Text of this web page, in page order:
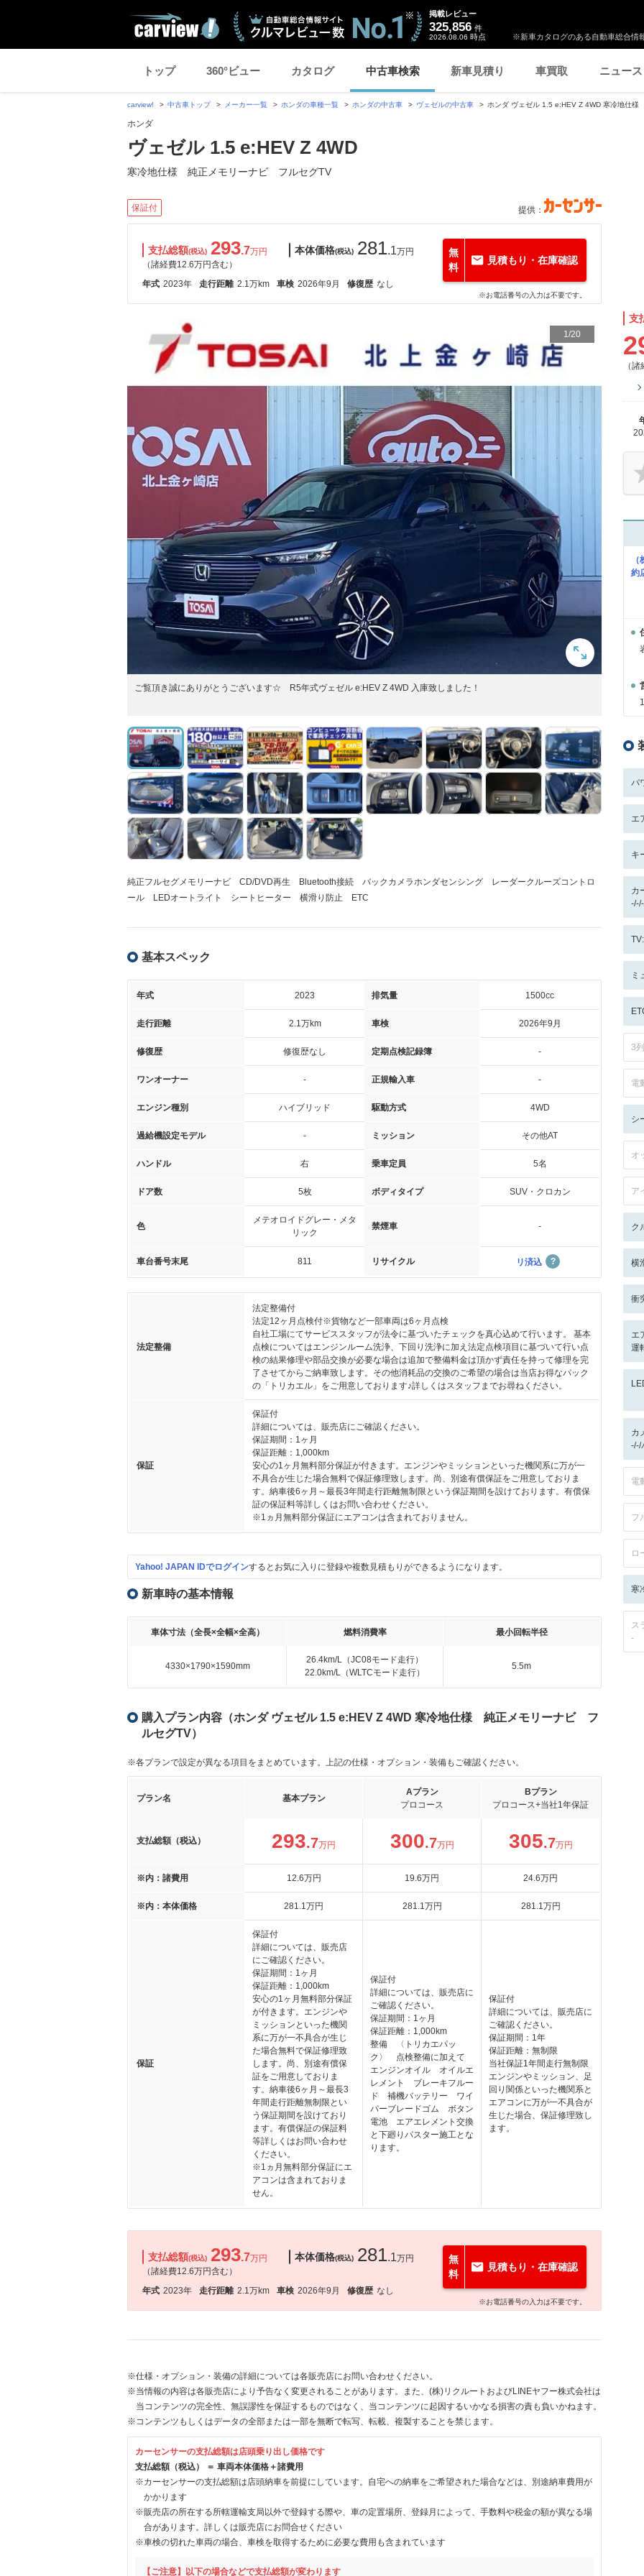
※新車カタログのある自動車総合情
掲載レビュー
325,856 件
2026.08.06 時点
トップ 360°ビュー カタログ 中古車検索 新車見積り 車買取 ニュース
carview! 中古車トップ メーカー一覧 ホンダの車種一覧 ホンダの中古車 ヴェゼルの中古車 ホンダ ヴェゼル 1.5 e:HEV Z 4WD 寒冷地仕
ホンダ
ヴェゼル 1.5 e:HEV Z 4WD
寒冷地仕様 純正メモリーナビ フルセグTV
保証付 提供：
支払総額(税込) 293.7万円
（諸経費12.6万円含む）
本体価格(税込) 281.1万円
年式 2023年 走行距離 2.1万km 車検 2026年9月 修復歴 なし
無
料
見積もり・在庫確認
※お電話番号の入力は不要です。
1/20
ご覧頂き誠にありがとうございます☆ R5年式ヴェゼル e:HEV Z 4WD 入庫致しました！
純正フルセグメモリーナビ CD/DVD再生 Bluetooth接続 バックカメラホンダセンシング レーダークルーズコントロ
ール LEDオートライト シートヒーター 横滑り防止 ETC
基本スペック
年式 2023 排気量 1500cc
走行距離 2.1万km 車検 2026年9月
修復歴 修復歴なし 定期点検記録簿 -
ワンオーナー - 正規輸入車 -
エンジン種別 ハイブリッド 駆動方式 4WD
過給機設定モデル - ミッション その他AT
ハンドル 右 乗車定員 5名
ドア数 5枚 ボディタイプ SUV・クロカン
色
メテオロイドグレー・メタ
リック
禁煙車 -
車台番号末尾 811 リサイクル リ済込
法定整備
法定整備付
法定12ヶ月点検付※貨物など一部車両は6ヶ月点検
自社工場にてサービススタッフが法令に基づいたチェックを真心込めて行います。 基本
点検についてはエンジンルーム洗浄、下回り洗浄に加え法定点検項目に基づいて行い点
検の結果修理や部品交換が必要な場合は追加で整備料金は頂かず責任を持って修理を完
了させてからご納車致します。その他消耗品の交換のご希望の場合は当店お得なパック
の「トリカエル」をご用意しております♪詳しくはスタッフまでお尋ねください。
保証
保証付
詳細については、販売店にご確認ください。
保証期間：1ヶ月
保証距離：1,000km
安心の1ヶ月無料部分保証が付きます。エンジンやミッションといった機関系に万が一
不具合が生じた場合無料で保証修理致します。尚、別途有償保証をご用意しておりま
す。納車後6ヶ月～最長3年間走行距離無制限という保証期間を設けております。有償保
証の保証料等詳しくはお問い合わせください。
※1ヵ月無料部分保証にエアコンは含まれておりません。
Yahoo! JAPAN IDでログインするとお気に入りに登録や複数見積もりができるようになります。
新車時の基本情報
車体寸法（全長×全幅×全高） 燃料消費率 最小回転半径
4330×1790×1590mm
26.4km/L（JC08モード走行）
22.0km/L（WLTCモード走行）
5.5m
購入プラン内容（ホンダ ヴェゼル 1.5 e:HEV Z 4WD 寒冷地仕様 純正メモリーナビ フ
ルセグTV）
※各プランで設定が異なる項目をまとめています。上記の仕様・オプション・装備もご確認ください。
プラン名 基本プラン
Aプラン
プロコース
Bプラン
プロコース+当社1年保証
支払総額（税込） 293.7万円 300.7万円 305.7万円
※内：諸費用 12.6万円 19.6万円 24.6万円
※内：本体価格 281.1万円 281.1万円 281.1万円
保証
保証付
詳細については、販売店
にご確認ください。
保証期間：1ヶ月
保証距離：1,000km
安心の1ヶ月無料部分保証
が付きます。エンジンや
ミッションといった機関
系に万が一不具合が生じ
た場合無料で保証修理致
します。尚、別途有償保
証をご用意しておりま
す。納車後6ヶ月～最長3
年間走行距離無制限とい
う保証期間を設けており
ます。有償保証の保証料
等詳しくはお問い合わせ
ください。
※1ヵ月無料部分保証にエ
アコンは含まれておりま
せん。
保証付
詳細については、販売店に
ご確認ください。
保証期間：1ヶ月
保証距離：1,000km
整備 〈トリカエパッ
ク〉 点検整備に加えて
エンジンオイル オイルエ
レメント ブレーキフルー
ド 補機バッテリー ワイ
パーブレードゴム ボタン
電池 エアエレメント交換
と下廻りパスター施工とな
ります。
保証付
詳細については、販売店に
ご確認ください。
保証期間：1年
保証距離：無制限
当社保証1年間走行無制限
エンジンやミッション、足
回り関係といった機関系と
エアコンに万が一不具合が
生じた場合、保証修理致し
ます。
支払総額(税込) 293.7万円
（諸経費12.6万円含む）
本体価格(税込) 281.1万円
年式 2023年 走行距離 2.1万km 車検 2026年9月 修復歴 なし
無
料
見積もり・在庫確認
※お電話番号の入力は不要です。
※仕様・オプション・装備の詳細については各販売店にお問い合わせください。
※当情報の内容は各販売店により予告なく変更されることがあります。また、(株)リクルートおよびLINEヤフー株式会社は
当コンテンツの完全性、無誤謬性を保証するものではなく、当コンテンツに起因するいかなる損害の責も負いかねます。
※コンテンツもしくはデータの全部または一部を無断で転写、転載、複製することを禁じます。
カーセンサーの支払総額は店頭乗り出し価格です
支払総額（税込） ＝ 車両本体価格＋諸費用
※カーセンサーの支払総額は店頭納車を前提にしています。自宅への納車をご希望された場合などは、別途納車費用が
かかります
※販売店の所在する所轄運輸支局以外で登録する際や、車の定置場所、登録月によって、手数料や税金の額が異なる場
合があります。詳しくは販売店にお問合せください
※車検の切れた車両の場合、車検を取得するために必要な費用も含まれています
【ご注意】以下の場合などで支払総額が変わります
支
（
約
パ
エ
キ
カ
ミ
3
電
シ
オ
ア
ク
横
衝
エ
運
カ
-/-/
電
フ
ロ
寒
ス
-